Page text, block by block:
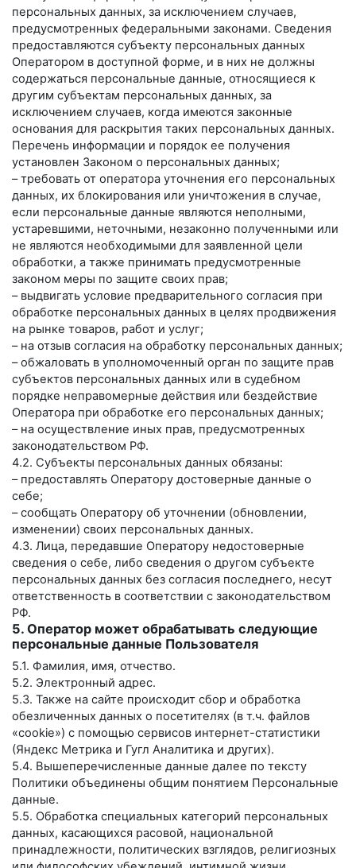
персональных данных, за исключением случаев,
предусмотренных федеральными законами. Сведения
предоставляются субъекту персональных данных
Оператором в доступной форме, и в них не должны
содержаться персональные данные, относящиеся к
другим субъектам персональных данных, за
исключением случаев, когда имеются законные
основания для раскрытия таких персональных данных.
Перечень информации и порядок ее получения
установлен Законом о персональных данных;
– требовать от оператора уточнения его персональных
данных, их блокирования или уничтожения в случае,
если персональные данные являются неполными,
устаревшими, неточными, незаконно полученными или
не являются необходимыми для заявленной цели
обработки, а также принимать предусмотренные
законом меры по защите своих прав;
– выдвигать условие предварительного согласия при
обработке персональных данных в целях продвижения
на рынке товаров, работ и услуг;
– на отзыв согласия на обработку персональных данных;
– обжаловать в уполномоченный орган по защите прав
субъектов персональных данных или в судебном
порядке неправомерные действия или бездействие
Оператора при обработке его персональных данных;
– на осуществление иных прав, предусмотренных
законодательством РФ.
4.2. Субъекты персональных данных обязаны:
– предоставлять Оператору достоверные данные о
себе;
– сообщать Оператору об уточнении (обновлении,
изменении) своих персональных данных.
4.3. Лица, передавшие Оператору недостоверные
сведения о себе, либо сведения о другом субъекте
персональных данных без согласия последнего, несут
ответственность в соответствии с законодательством
РФ.
5. Оператор может обрабатывать следующие
персональные данные Пользователя
5.1. Фамилия, имя, отчество.
5.2. Электронный адрес.
5.3. Также на сайте происходит сбор и обработка
обезличенных данных о посетителях (в т.ч. файлов
«cookie») с помощью сервисов интернет-статистики
(Яндекс Метрика и Гугл Аналитика и других).
5.4. Вышеперечисленные данные далее по тексту
Политики объединены общим понятием Персональные
данные.
5.5. Обработка специальных категорий персональных
данных, касающихся расовой, национальной
принадлежности, политических взглядов, религиозных